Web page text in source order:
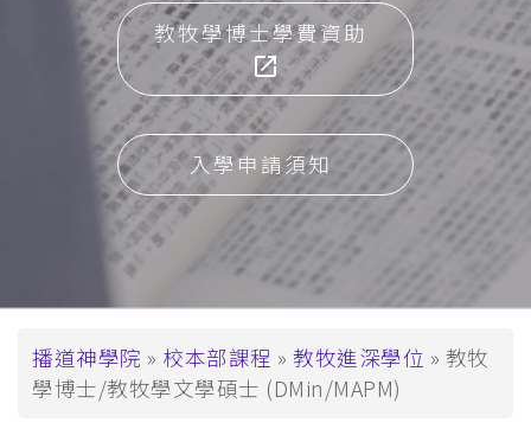
教牧學博士學費資助
入學申請須知
導
航
播道神學院 校本部課程 教牧進深學位
教牧
學博士/教牧學文學碩士 (DMin/MAPM)